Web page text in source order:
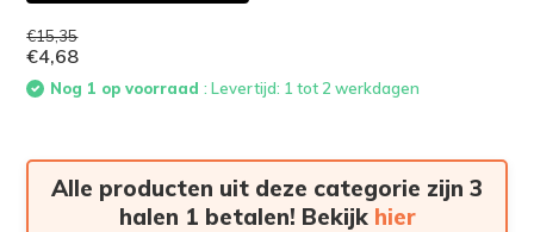
€15,35
€4,68
Nog 1 op voorraad: Levertijd: 1 tot 2 werkdagen
Alle producten uit deze categorie zijn 3
halen 1 betalen! Bekijk hier